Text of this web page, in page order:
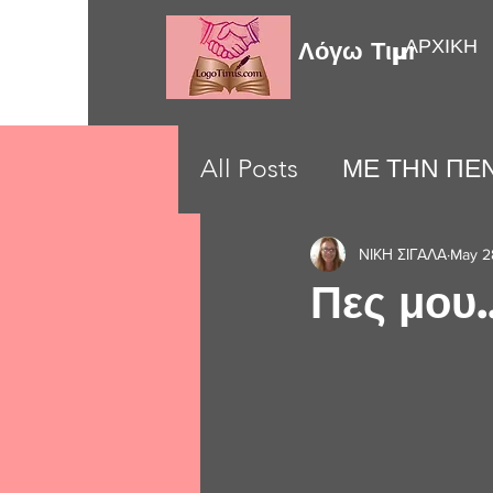
Λόγω ΤιμήςΑΡΧΙΚΗ
All Posts ΜΕ ΤΗΝ
LOVE MOMENTS
Πες
ΝΙΚΗ ΣΙΓΑΛΑ May